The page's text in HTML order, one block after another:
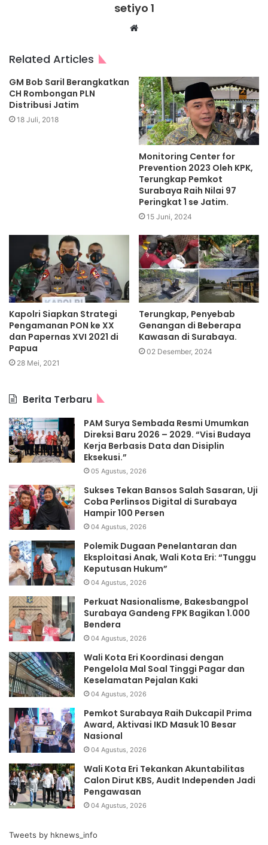
setiyo 1
Website
Related Articles
GM Bob Saril Berangkatkan
CH Rombongan PLN
Distribusi Jatim
18 Juli, 2018
Monitoring Center for
Prevention 2023 Oleh KPK,
Terungkap Pemkot
Surabaya Raih Nilai 97
Peringkat 1 se Jatim.
15 Juni, 2024
Kapolri Siapkan Strategi
Pengamanan PON ke XX
dan Papernas XVI 2021 di
Papua
28 Mei, 2021
Terungkap, Penyebab
Genangan di Beberapa
Kawasan di Surabaya.
02 Desember, 2024
Berita Terbaru
PAM Surya Sembada Resmi Umumkan
Direksi Baru 2026 – 2029. “Visi Budaya
Kerja Berbasis Data dan Disiplin
Eksekusi.”
05 Agustus, 2026
Sukses Tekan Bansos Salah Sasaran, Uji
Coba Perlinsos Digital di Surabaya
Hampir 100 Persen
04 Agustus, 2026
Polemik Dugaan Penelantaran dan
Eksploitasi Anak, Wali Kota Eri: “Tunggu
Keputusan Hukum”
04 Agustus, 2026
Perkuat Nasionalisme, Bakesbangpol
Surabaya Gandeng FPK Bagikan 1.000
Bendera
04 Agustus, 2026
Wali Kota Eri Koordinasi dengan
Pengelola Mal Soal Tinggi Pagar dan
Keselamatan Pejalan Kaki
04 Agustus, 2026
Pemkot Surabaya Raih Dukcapil Prima
Award, Aktivasi IKD Masuk 10 Besar
Nasional
04 Agustus, 2026
Wali Kota Eri Tekankan Akuntabilitas
Calon Dirut KBS, Audit Independen Jadi
Pengawasan
04 Agustus, 2026
Tweets by hknews_info